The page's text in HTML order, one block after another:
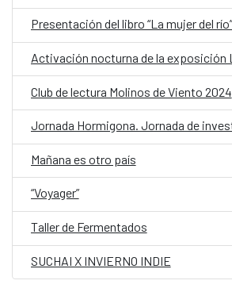
Club de lectura Molinos de Viento 2024
Mañana es otro país
“Voyager”
Taller de Fermentados
SUCHAI X INVIERNO INDIE